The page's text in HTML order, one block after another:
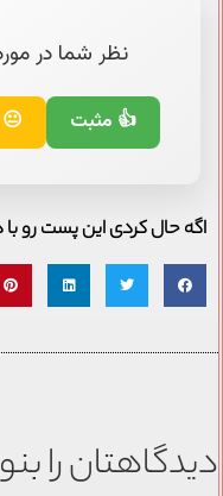
نظر شما در
👍 مثبت
اگه حال کردی این پست رو با
دیدگاهتان را